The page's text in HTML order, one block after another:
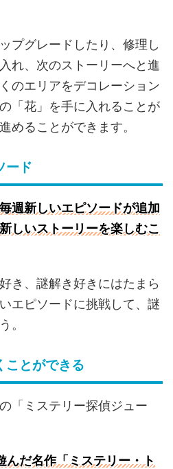
プグレードしたり、修理し
れ、次のストーリーへと進
のエリアをデコレーション
「花」を手に入れることが
めることができます。
ード
週新しいエピソードが追加
しいストーリーを楽しむこ
き、謎解き好きにはたまら
エピソードに挑戦して、謎
。
ことができる
「ミステリー探偵ジュー
だ名作「ミステリー・ト